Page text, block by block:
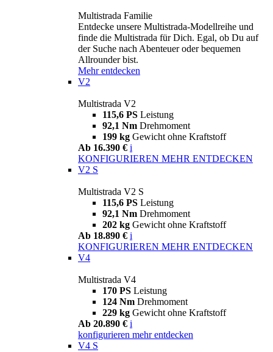
Multistrada Familie
Entdecke unsere Multistrada-Modellreihe und
finde die Multistrada für Dich. Egal, ob Du auf
der Suche nach Abenteuer oder bequemen
Allrounder bist.
Mehr entdecken
V2
Multistrada V2
115,6 PS Leistung
92,1 Nm Drehmoment
199 kg Gewicht ohne Kraftstoff
Ab 16.390 € i
KONFIGURIEREN MEHR ENTDECKEN
V2 S
Multistrada V2 S
115,6 PS Leistung
92,1 Nm Drehmoment
202 kg Gewicht ohne Kraftstoff
Ab 18.890 € i
KONFIGURIEREN MEHR ENTDECKEN
V4
Multistrada V4
170 PS Leistung
124 Nm Drehmoment
229 kg Gewicht ohne Kraftstoff
Ab 20.890 € i
konfigurieren mehr entdecken
V4 S